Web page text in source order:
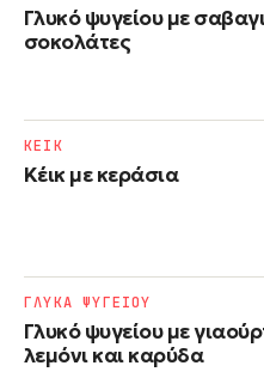
Γλυκό ψυγείου με
σοκολάτες
Κέικ με κεράσια
ΚΕΙΚ
Γλυκό ψυγείου με
λεμόνι και καρύδα
ΓΛΥΚΑ ΨΥΓΕΙΟΥ